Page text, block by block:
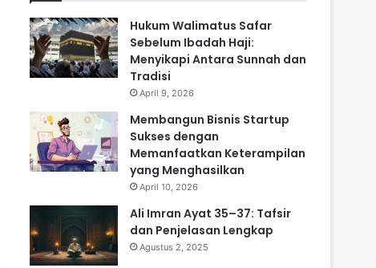
Hukum Walimatus Safar
Sebelum Ibadah Haji:
Menyikapi Antara Sunnah dan
Tradisi
April 9, 2026
Membangun Bisnis Startup
Sukses dengan
Memanfaatkan Keterampilan
yang Menghasilkan
April 10, 2026
Ali Imran Ayat 35–37: Tafsir
dan Penjelasan Lengkap
Agustus 2, 2025